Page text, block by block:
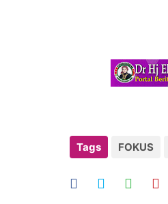
Tags FOKUS